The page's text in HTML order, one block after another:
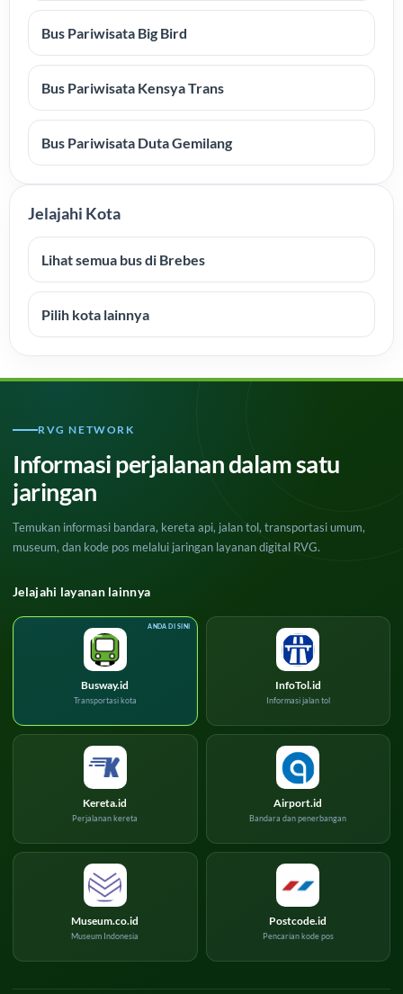
Bus Pariwisata Big Bird
Bus Pariwisata Kensya Trans
Bus Pariwisata Duta Gemilang
Jelajahi Kota
Lihat semua bus di Brebes
Pilih kota lainnya
RVG NETWORK
Informasi perjalanan dalam satu
jaringan
Temukan informasi bandara, kereta api, jalan tol, transportasi umum,
museum, dan kode pos melalui jaringan layanan digital RVG.
Jelajahi layanan lainnya
Busway.id
Transportasi kota
InfoTol.id
Informasi jalan tol
Kereta.id
Perjalanan kereta
Airport.id
Bandara dan penerbangan
Museum.co.id
Museum Indonesia
Postcode.id
Pencarian kode pos